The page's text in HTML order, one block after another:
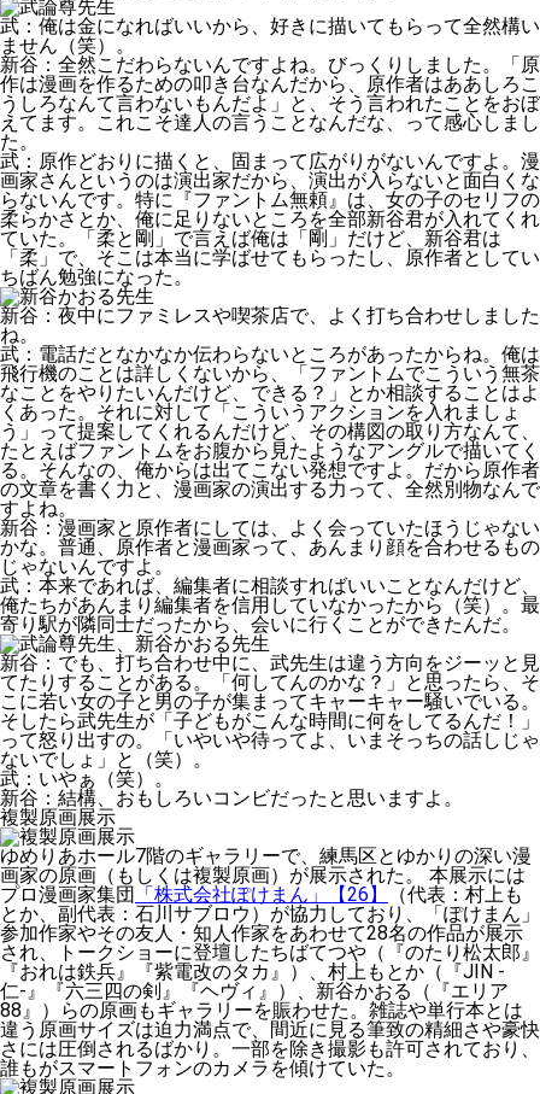
武 ：俺は金になればいいから、好きに描いてもらって全然構い
ません（笑）。
新谷 ：全然こだわらないんですよね。びっくりしました。「原
作は漫画を作るための叩き台なんだから、原作者はああしろこ
うしろなんて言わないもんだよ」と、そう言われたことをおぼ
えてます。これこそ達人の言うことなんだな、って感心しまし
た。
武 ：原作どおりに描くと、固まって広がりがないんですよ。漫
画家さんというのは演出家だから、演出が入らないと面白くな
らないんです。特に『ファントム無頼』は、女の子のセリフの
柔らかさとか、俺に足りないところを全部新谷君が入れてくれ
ていた。「柔と剛」で言えば俺は「剛」だけど、新谷君は
「柔」で、そこは本当に学ばせてもらったし、原作者としてい
ちばん勉強になった。
新谷 ：夜中にファミレスや喫茶店で、よく打ち合わせしました
ね。
武 ：電話だとなかなか伝わらないところがあったからね。俺は
飛行機のことは詳しくないから、「ファントムでこういう無茶
なことをやりたいんだけど、できる？」とか相談することはよ
くあった。それに対して「こういうアクションを入れましょ
う」って提案してくれるんだけど、その構図の取り方なんて、
たとえばファントムをお腹から見たようなアングルで描いてく
る。そんなの、俺からは出てこない発想ですよ。だから原作者
の文章を書く力と、漫画家の演出する力って、全然別物なんで
すよね。
新谷 ：漫画家と原作者にしては、よく会っていたほうじゃない
かな。普通、原作者と漫画家って、あんまり顔を合わせるもの
じゃないんですよ。
武 ：本来であれば、編集者に相談すればいいことなんだけど、
俺たちがあんまり編集者を信用していなかったから（笑）。最
寄り駅が隣同士だったから、会いに行くことができたんだ。
新谷 ：でも、打ち合わせ中に、武先生は違う方向をジーッと見
てたりすることがある。「何してんのかな？」と思ったら、そ
こに若い女の子と男の子が集まってキャーキャー騒いでいる。
そしたら武先生が「子どもがこんな時間に何をしてるんだ！」
って怒り出すの。「いやいや待ってよ、いまそっちの話しじゃ
ないでしょ」と（笑）。
武 ：いやぁ（笑）。
新谷 ：結構、おもしろいコンビだったと思いますよ。
複製原画展示
ゆめりあホール7階のギャラリーで、練馬区とゆかりの深い漫
画家の原画（もしくは複製原画）が展示された。 本展示には
プロ漫画家集団 「株式会社ぽけまん」【26】
（代表：村上も
とか、副代表：石川サブロウ）が協力しており、「ぽけまん」
参加作家やその友人・知人作家をあわせて28名の作品が展示
され、トークショーに登壇したちばてつや（『のたり松太郎』
『おれは鉄兵』『紫電改のタカ』）、村上もとか（『JIN -
仁-』『六三四の剣』『ヘヴィ』）、新谷かおる（『エリア
88』）らの原画もギャラリーを賑わせた。雑誌や単行本とは
違う原画サイズは迫力満点で、間近に見る筆致の精細さや豪快
さには圧倒されるばかり。一部を除き撮影も許可されており、
誰もがスマートフォンのカメラを傾けていた。